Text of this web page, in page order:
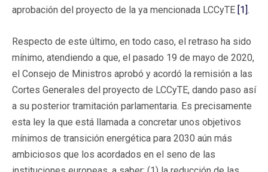
aprobación del proyecto de la ya mencionada LCCyTE [1].
Respecto de este último, en todo caso, el retraso ha sido
mínimo, atendiendo a que, el pasado 19 de mayo de 2020,
el Consejo de Ministros aprobó y acordó la remisión a las
Cortes Generales del proyecto de LCCyTE, dando paso así
a su posterior tramitación parlamentaria. Es precisamente
esta ley la que está llamada a concretar unos objetivos
mínimos de transición energética para 2030 aún más
ambiciosos que los acordados en el seno de las